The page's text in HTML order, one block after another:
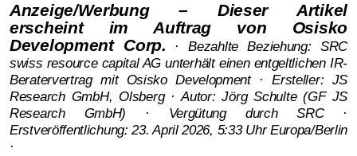
Anzeige/Werbung – Dieser Artikel
erscheint im Auftrag von Osisko
Development Corp.
· Bezahlte Beziehung: SRC
swiss resource capital AG unterhält einen entgeltlichen IR-
Beratervertrag mit Osisko Development · Ersteller: JS
Research GmbH, Olsberg · Autor: Jörg Schulte (GF JS
Research GmbH) · Vergütung durch SRC ·
Erstveröffentlichung: 23. April 2026, 5:33 Uhr Europa/Berlin
·